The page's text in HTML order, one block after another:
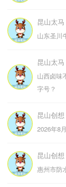
昆山太
山东圣川
昆山太
山西卤味
字号？
昆山创
2026年8
昆山创
惠州市防